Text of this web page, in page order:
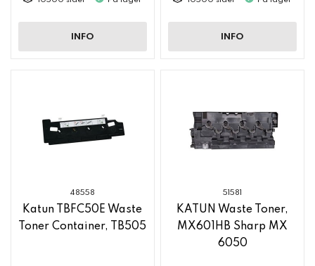
INFO INFO
48558
Katun TBFC50E Waste
Toner Container, TB505
51581
KATUN Waste Toner,
MX601HB Sharp MX
6050